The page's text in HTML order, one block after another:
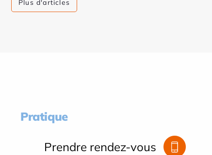
Plus d'articles
Pratique
Prendre rendez-vous